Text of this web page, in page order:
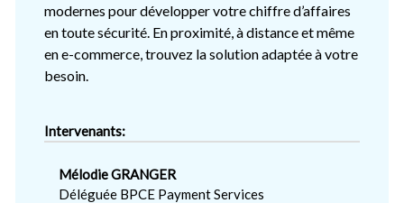
modernes pour développer votre chiffre d’affaires
en toute sécurité. En proximité, à distance et même
en e-commerce, trouvez la solution adaptée à votre
besoin.
Intervenants:
Mélodie GRANGER
Déléguée BPCE Payment Services